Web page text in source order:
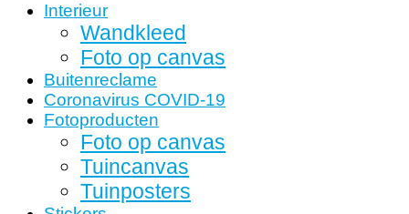
Interieur
Wandkleed
Foto op canvas
Buitenreclame
Coronavirus COVID-19
Fotoproducten
Foto op canvas
Tuincanvas
Tuinposters